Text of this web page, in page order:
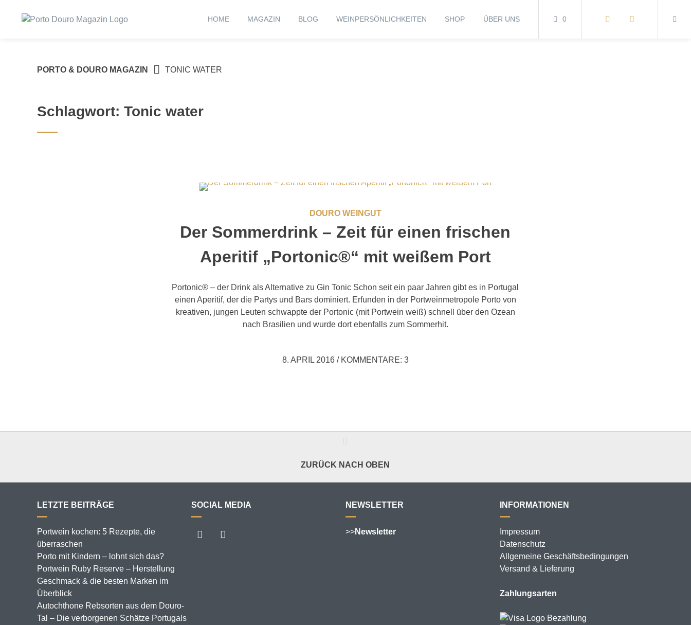
HOME MAGAZIN BLOG WEINPERSÖNLICHKEITEN SHOP ÜBER UNS 0
PORTO & DOURO MAGAZIN TONIC WATER
Schlagwort: Tonic water
DOURO WEINGUT
Der Sommerdrink – Zeit für einen frischen
Aperitif „Portonic®“ mit weißem Port
Portonic® – der Drink als Alternative zu Gin Tonic Schon seit ein paar Jahren gibt es in Portugal
einen Aperitif, der die Partys und Bars dominiert. Erfunden in der Portweinmetropole Porto von
kreativen, jungen Leuten schwappte der Portonic (mit Portwein weiß) schnell über den Ozean
nach Brasilien und wurde dort ebenfalls zum Sommerhit.
8. APRIL 2016 /KOMMENTARE: 3
ZURÜCK NACH OBEN
LETZTE BEITRÄGE
Portwein kochen: 5 Rezepte, die
überraschen
Porto mit Kindern – lohnt sich das?
Portwein Ruby Reserve – Herstellung
Geschmack & die besten Marken im
Überblick
Autochthone Rebsorten aus dem Douro-
Tal – Die verborgenen Schätze Portugals
SOCIAL MEDIA NEWSLETTER
>>Newsletter
INFORMATIONEN
Impressum
Datenschutz
Allgemeine Geschäftsbedingungen
Versand & Lieferung
Zahlungsarten